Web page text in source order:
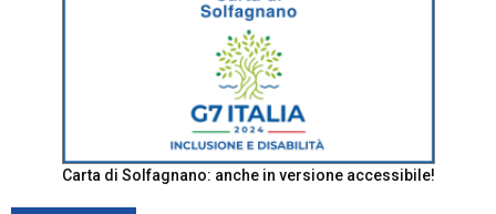
Carta di Solfagnano: anche in versione accessibile!